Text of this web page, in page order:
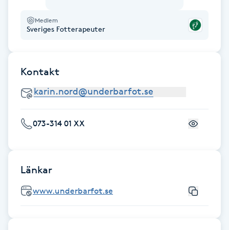
Brynplockning
Celluliter
Coachning
Cryoterapi
Medlem
Sveriges Fotterapeuter
Kontakt
073-314 01 XX
Länkar
www.underbarfot.se